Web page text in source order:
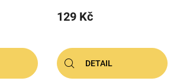
129 Kč
DETAIL